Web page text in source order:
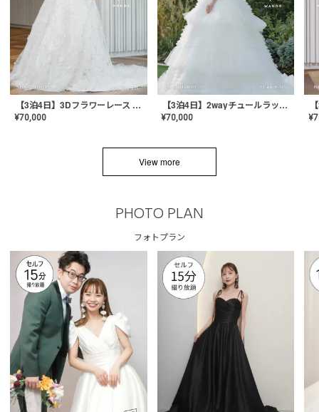
【3泊4日】3Dフラワーレース ドレス〈PD-WDOR-331〉
¥70,000
【3泊4日】2wayチュールラッフルドレス〈PD-WDOR-341RTL〉
¥70,000 ¥
View more
PHOTO PLAN
フォトプラン